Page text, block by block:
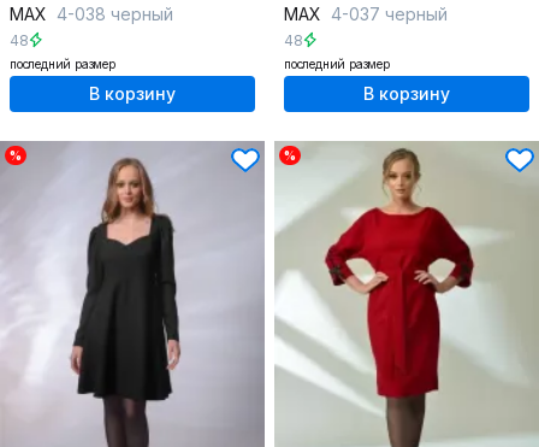
MAX 4-038 черный
48
последний размер
В корзину
MAX 4-037 черный
48
последний размер
В корзину
% %